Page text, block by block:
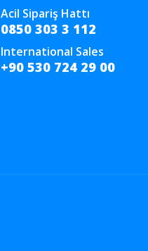
Acil Sipariş Hattı
0850 303 3 112
International Sales
+90 530 724 29 00